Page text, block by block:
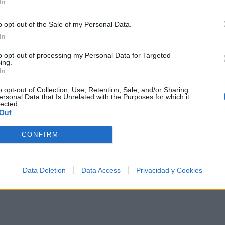
opt-out of the Sale of my Personal Data.
opt-out of processing my Personal Data for Targeted
opt-out of Collection, Use, Retention, Sale, and/or Sharing
Data that Is Unrelated with the Purposes for which it
CONFIRM
Data Deletion Data Access Privacidad y Cookies
Psicodelia y Space Rock 🎸✨
al firmamento y siente la gravedad cero. 💾 ¡Guarda
I J K L M N O P Q R S T